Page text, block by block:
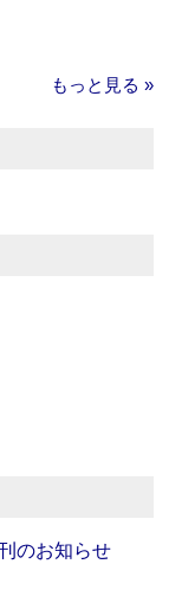
もっと見る »
のお知らせ